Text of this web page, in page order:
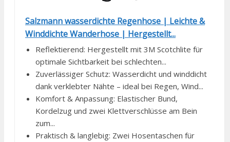
Salzmann wasserdichte Regenhose | Leichte &
Winddichte Wanderhose | Hergestellt...
Reflektierend: Hergestellt mit 3M Scotchlite für
optimale Sichtbarkeit bei schlechten...
Zuverlässiger Schutz: Wasserdicht und winddicht
dank verklebter Nähte – ideal bei Regen, Wind...
Komfort & Anpassung: Elastischer Bund,
Kordelzug und zwei Klettverschlüsse am Bein
zum...
Praktisch & langlebig: Zwei Hosentaschen für